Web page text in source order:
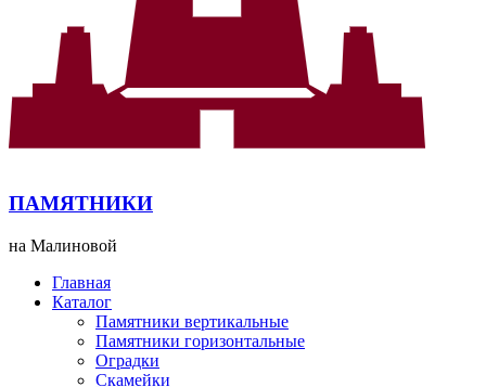
ПАМЯТНИКИ
на Малиновой
Главная
Каталог
Памятники вертикальные
Памятники горизонтальные
Оградки
Скамейки